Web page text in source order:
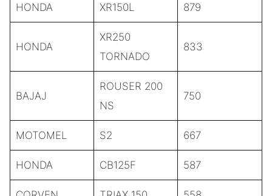
HONDA XR150L 879
HONDA
XR250
TORNADO
833
BAJAJ
ROUSER 200
NS
750
MOTOMEL S2 667
HONDA CB125F 587